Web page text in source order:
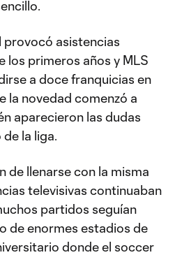
provocó asistencias
los primeros años y MLS
a doce franquicias en
la novedad comenzó a
aparecieron las dudas
la liga.
de llenarse con la misma
televisivas continuaban
partidos seguían
de enormes estadios de
donde el soccer